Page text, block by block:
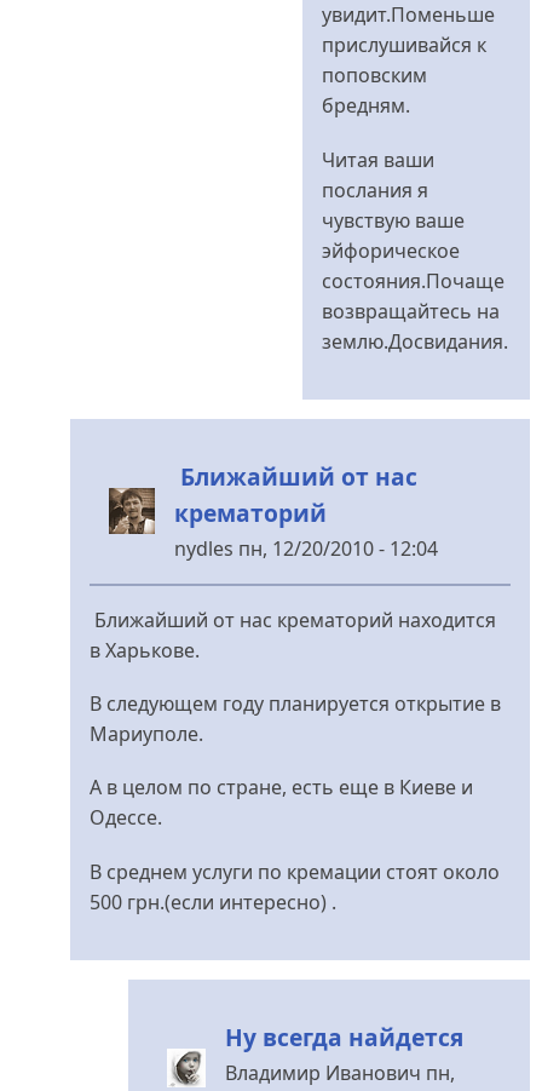
увидит.Поменьше
прислушивайся к
поповским
бредням.
Читая ваши
послания я
чувствую ваше
эйфорическое
состояния.Почаще
возвращайтесь на
землю.Досвидания.
Ближайший от нас
крематорий
nydles пн, 12/20/2010 - 12:04
У
відповідь
у
нас
городе
Bitch
Girl
Ближайший от нас крематорий находится
в Харькове.
В следующем году планируется открытие в
Мариуполе.
А в целом по стране, есть еще в Киеве и
Одессе.
В среднем услуги по кремации стоят около
500 грн.(если интересно) .
Ну всегда найдется
Владимир Иванович пн,